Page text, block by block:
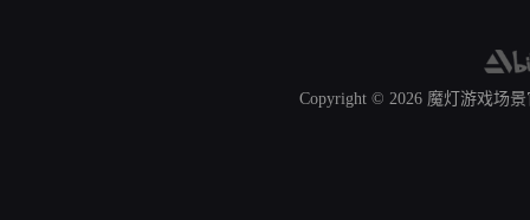
Copyright © 2026魔灯游戏场景